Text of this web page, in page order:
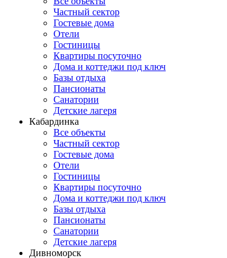
Частный сектор
Гостевые дома
Отели
Гостиницы
Квартиры посуточно
Дома и коттеджи под ключ
Базы отдыха
Пансионаты
Санатории
Детские лагеря
Кабардинка
Все объекты
Частный сектор
Гостевые дома
Отели
Гостиницы
Квартиры посуточно
Дома и коттеджи под ключ
Базы отдыха
Пансионаты
Санатории
Детские лагеря
Дивноморск